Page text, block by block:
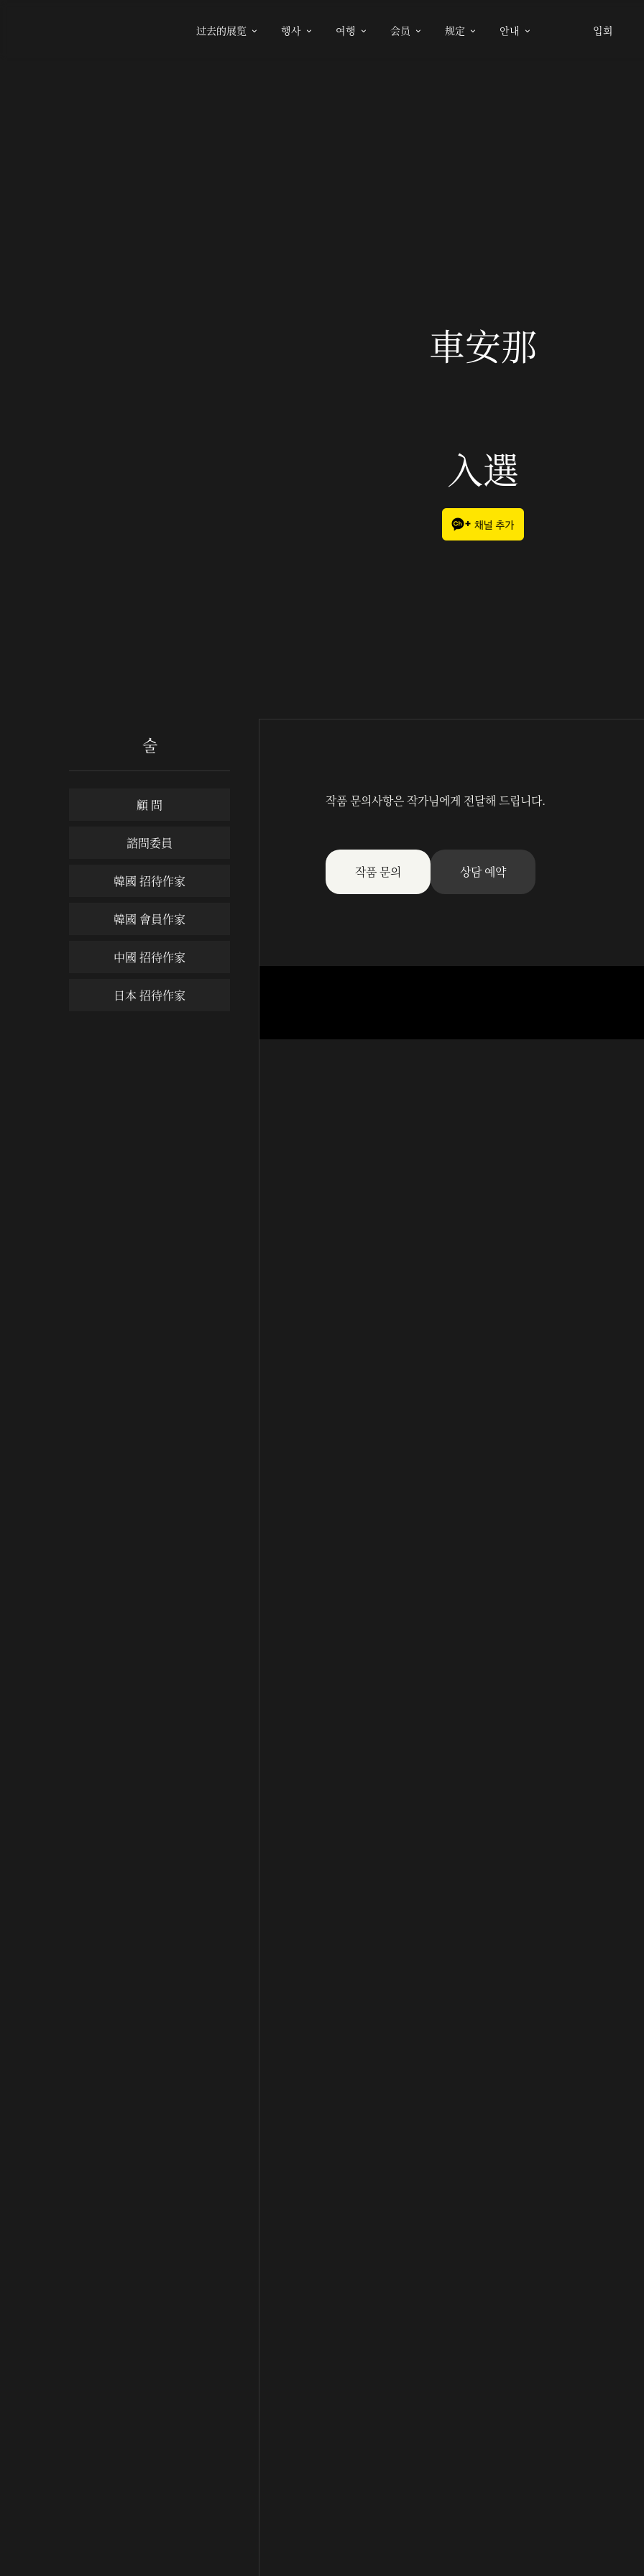
过去的展览  행사  여행  会员  规定  안내  입회
車安那
入選
술
顧 問
諮問委員
韓國 招待作家
韓國 會員作家
中國 招待作家
日本 招待作家
작품 문의사항은 작가님에게 전달해 드립니다.
작품 문의 상담 예약